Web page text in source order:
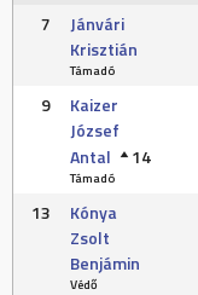
7
Jánvári
Krisztián
Támadó
9
Kaizer
József
Antal
14
Támadó
13
Kónya
Zsolt
Benjámin
Védő